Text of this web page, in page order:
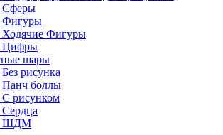
Сферы
Фигуры
Ходячие Фигуры
Цифры
шары
рисунка
Панч боллы
С рисунком
Сердца
ШДМ